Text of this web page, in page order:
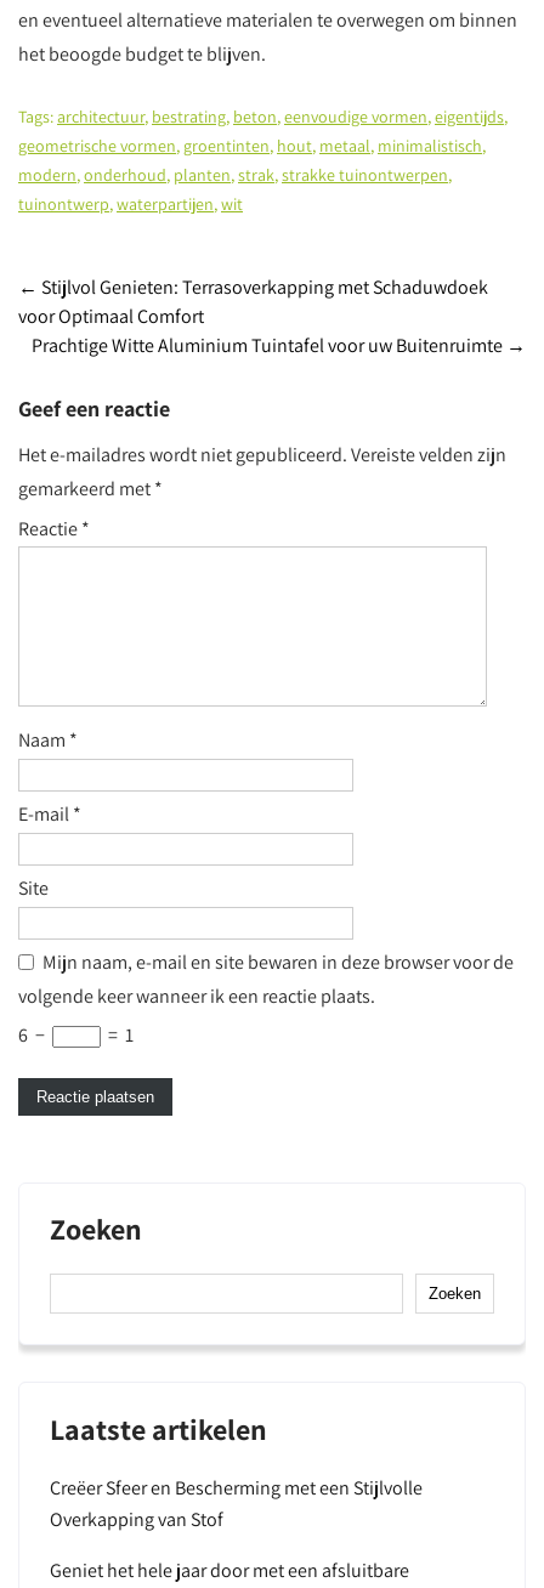
en eventueel alternatieve materialen te overwegen om binnen
het beoogde budget te blijven.
Tags:architectuur, bestrating, beton,eenvoudige vormen,eigentijds,
geometrische vormen, groentinten, hout, metaal, minimalistisch,
modern,onderhoud, planten,strak,strakke tuinontwerpen,
tuinontwerp,waterpartijen,wit
Post
navigation
← Stijlvol Genieten: Terrasoverkapping met Schaduwdoek
voor Optimaal Comfort
Prachtige Witte Aluminium Tuintafel voor uw Buitenruimte →
Geef een reactie
Het e-mailadres wordt niet gepubliceerd.Vereiste velden zijn
gemarkeerd met*
Reactie*
Naam *
E-mail*
Site
Mijn naam, e-mail en site bewaren in deze browser voor de
volgende keer wanneer ik een reactie plaats.
6 − = 1
Zoeken
Zoeken
Laatste artikelen
Creëer Sfeer en Bescherming met een Stijlvolle
Overkapping van Stof
Geniet het hele jaar door met een afsluitbare